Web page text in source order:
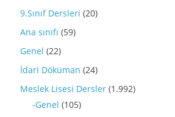
9.Sınıf Dersleri (20)
Ana sınıfı (59)
Genel (22)
İdari Döküman (24)
Meslek Lisesi Dersler (1.992)
-Genel (105)